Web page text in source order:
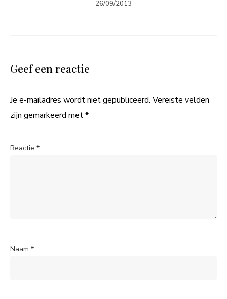
26/09/2013
Geef een reactie
Je e-mailadres wordt niet gepubliceerd. Vereiste velden
zijn gemarkeerd met*
Reactie *
Naam *